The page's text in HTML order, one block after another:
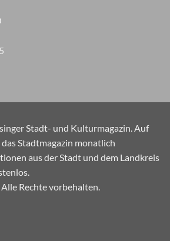
Stadt- und Kulturmagazin. Auf
Stadtmagazin monatlich
aus der Stadt und dem Landkreis
Rechte vorbehalten.